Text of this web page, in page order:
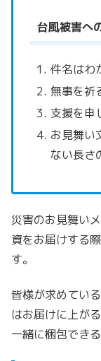
台風被害へ
件名はわ
無事を祈
支援を申
お見舞い
ない長さ
災害のお見舞い
資をお届けする
す。
皆様が求めてい
はお届けに上がる
一緒に梱包でき